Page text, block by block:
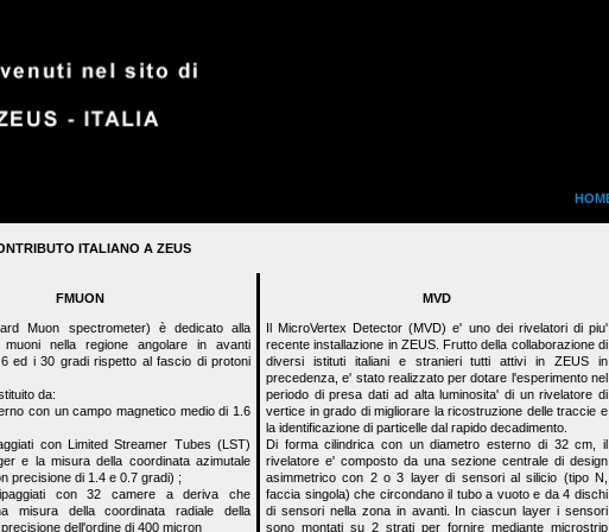
ITALIANO A ZEUS
FMUON
Muon spectrometer) è dedicato alla
muoni nella regione angolare in avanti
ed i 30 gradi rispetto al fascio di protoni
da:
con un campo magnetico medio di 1.6
con Limited Streamer Tubes (LST)
e la misura della coordinata azimutale
precisione di 1.4 e 0.7 gradi) ;
con 32 camere a deriva che
misura della coordinata radiale della
dell'ordine di 400 micron
MVD
Il MicroVertex Detector (MVD) e' uno dei rivelatori di piu'
recente installazione in ZEUS. Frutto della collaborazione di
diversi istituti italiani e stranieri tutti attivi in ZEUS in
precedenza, e' stato realizzato per dotare l'esperimento nel
periodo di presa dati ad alta luminosita' di un rivelatore di
vertice in grado di migliorare la ricostruzione delle traccie e
la identificazione di particelle dal rapido decadimento.
Di forma cilindrica con un diametro esterno di 32 cm, il
rivelatore e' composto da una sezione centrale di design
asimmetrico con 2 o 3 layer di sensori al silicio (tipo N,
faccia singola) che circondano il tubo a vuoto e da 4 dischi
di sensori nella zona in avanti. In ciascun layer i sensori
sono montati su 2 strati per fornire mediante microstrip